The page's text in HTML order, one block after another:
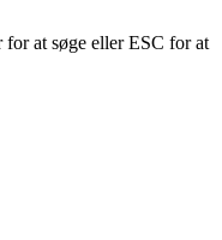
for at søge eller ESC for at